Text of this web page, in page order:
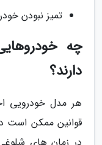
تمیز نبودن
چه
دارند؟
هر مدل خودرویی
قوانین ممکن است